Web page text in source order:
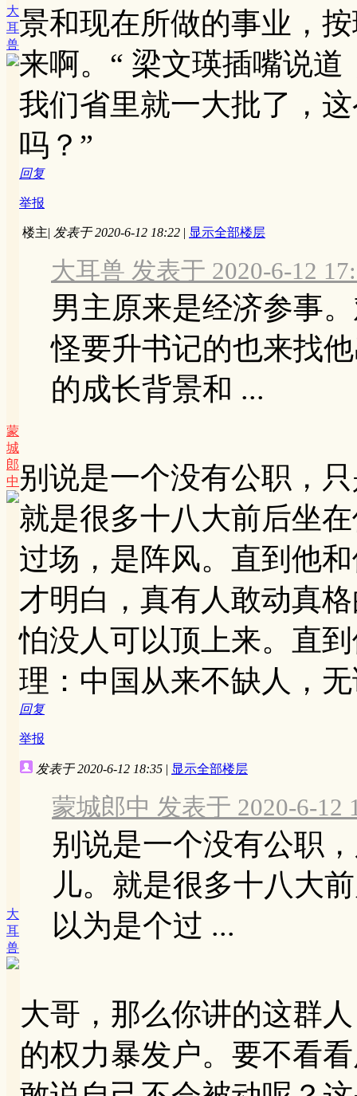
大
耳
兽
景和现在所做的事业，
来啊。“ 梁文瑛插嘴说
我们省里就一大批了，
吗？”
回复
举报
蒙
城
郎
中
楼主| 发表于 2020-6-12 18:22 | 显示全部楼层
大耳兽 发表于 2020-6-12
男主原来是经济参事
怪要升书记的也来找
的成长背景和 ...
别说是一个没有公职，
就是很多十八大前后坐
过场，是阵风。直到他
才明白，真有人敢动真
怕没人可以顶上来。直
理：中国从来不缺人，
回复
举报
大
耳
兽
发表于 2020-6-12 18:35 | 显示全部楼层
蒙城郎中 发表于 2020-6-12
别说是一个没有公职
儿。就是很多十八大
以为是个过 ...
大哥，那么你讲的这群
的权力暴发户。要不看